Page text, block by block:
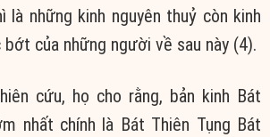
là những kinh nguyên thuỷ còn kinh
bớt của những người về sau này (4).
cứu, họ cho rằng, bản kinh Bát
nhất chính là Bát Thiên Tụng Bát